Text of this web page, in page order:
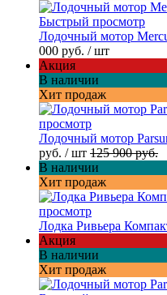
Быстрый просмотр
Лодочный мотор
000 руб. / шт
Акция
В наличии
Хит продаж
просмотр
Лодочный мотор
руб. / шт 125 900 руб.
В наличии
Хит продаж
просмотр
Лодка Ривьера
Акция
В наличии
Хит продаж